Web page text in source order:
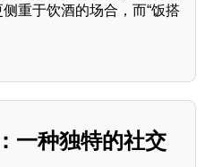
重于饮酒的场合，而“饭搭
一种独特的社交